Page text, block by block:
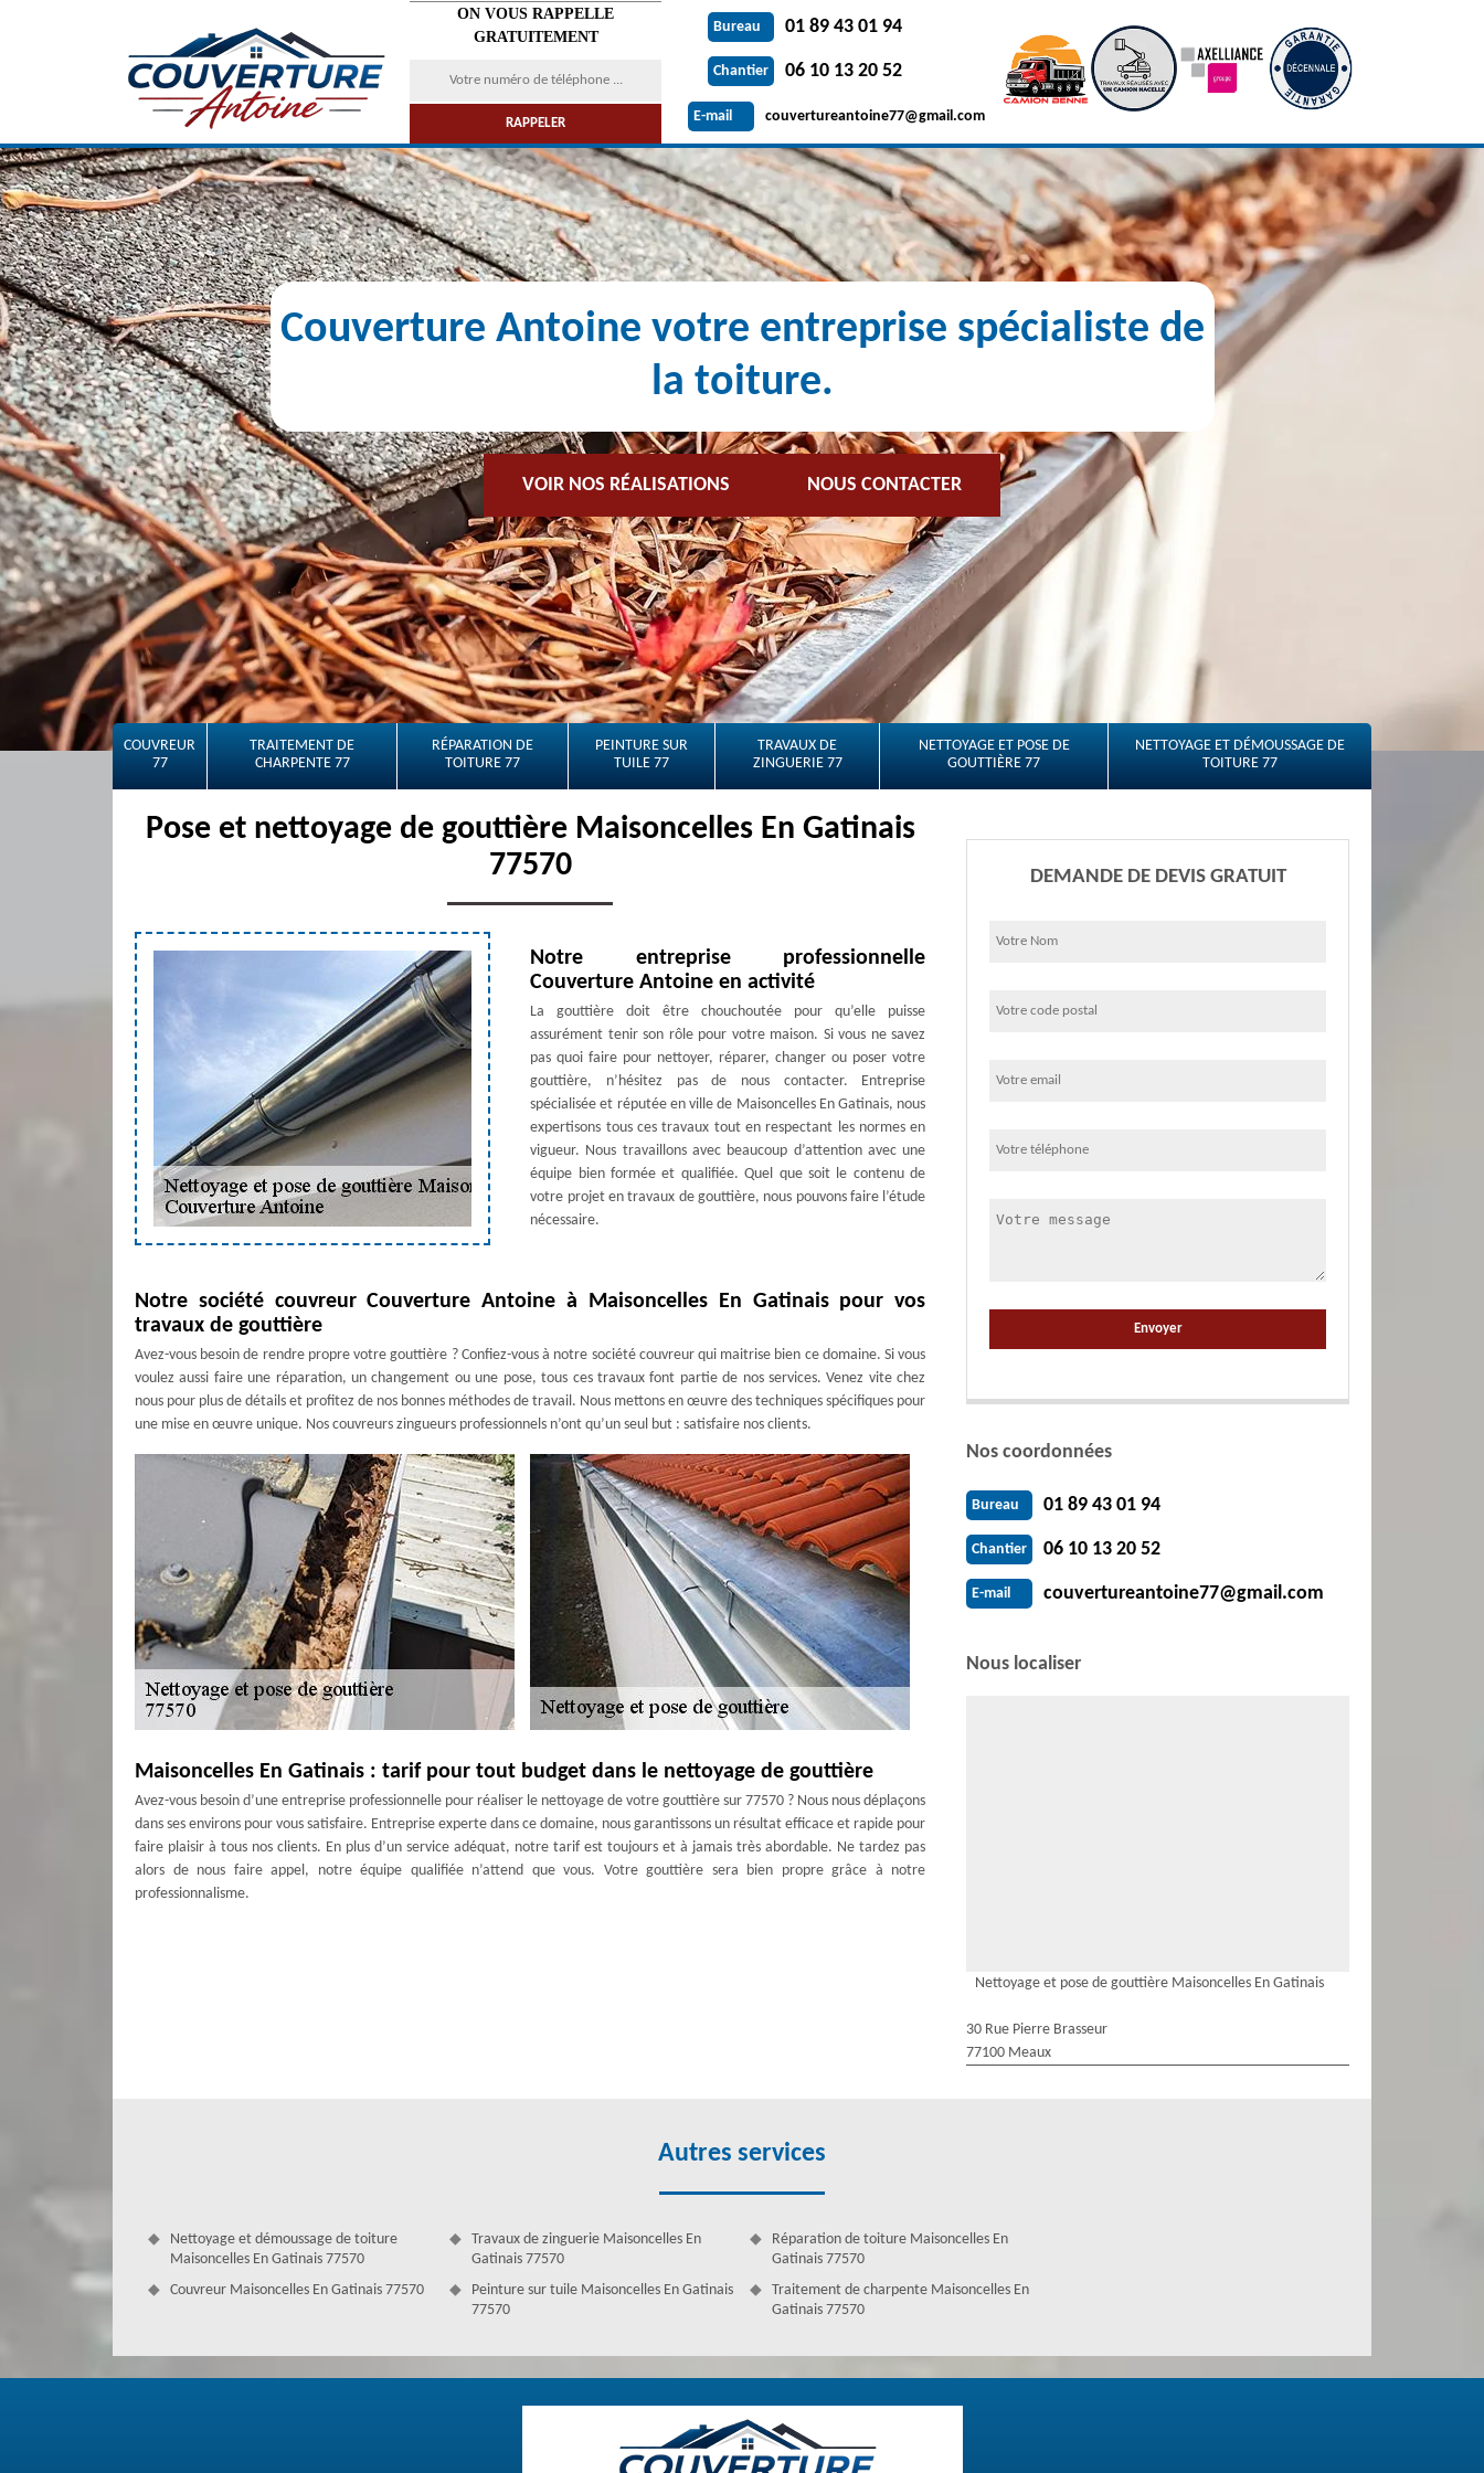
ON VOUS RAPPELLE
GRATUITEMENT
Bureau 01 89 43 01 94
Chantier 06 10 13 20 52
E-mail couvertureantoine77@gmail.com
Couverture Antoine votre entreprise spécialiste de
la toiture.
VOIR NOS RÉALISATIONS NOUS CONTACTER
COUVREUR
77
TRAITEMENT DE
CHARPENTE 77
RÉPARATION DE
TOITURE 77
PEINTURE SUR
TUILE 77
TRAVAUX DE
ZINGUERIE 77
NETTOYAGE ET POSE DE
GOUTTIÈRE 77
NETTOYAGE ET DÉMOUSSAGE DE
TOITURE 77
Pose et nettoyage de gouttière Maisoncelles En Gatinais
77570
Notre entreprise professionnelle
Couverture Antoine en activité
La gouttière doit être chouchoutée pour qu’elle puisse
assurément tenir son rôle pour votre maison. Si vous ne savez
pas quoi faire pour nettoyer, réparer, changer ou poser votre
gouttière, n’hésitez pas de nous contacter. Entreprise
spécialisée et réputée en ville de Maisoncelles En Gatinais, nous
expertisons tous ces travaux tout en respectant les normes en
vigueur. Nous travaillons avec beaucoup d’attention avec une
équipe bien formée et qualifiée. Quel que soit le contenu de
votre projet en travaux de gouttière, nous pouvons faire l’étude
nécessaire.
Notre société couvreur Couverture Antoine à Maisoncelles En Gatinais pour vos
travaux de gouttière
Avez-vous besoin de rendre propre votre gouttière ? Confiez-vous à notre société couvreur qui maitrise bien ce domaine. Si vous
voulez aussi faire une réparation, un changement ou une pose, tous ces travaux font partie de nos services. Venez vite chez
nous pour plus de détails et profitez de nos bonnes méthodes de travail. Nous mettons en œuvre des techniques spécifiques pour
une mise en œuvre unique. Nos couvreurs zingueurs professionnels n’ont qu’un seul but : satisfaire nos clients.
Maisoncelles En Gatinais : tarif pour tout budget dans le nettoyage de gouttière
Avez-vous besoin d’une entreprise professionnelle pour réaliser le nettoyage de votre gouttière sur 77570 ? Nous nous déplaçons
dans ses environs pour vous satisfaire. Entreprise experte dans ce domaine, nous garantissons un résultat efficace et rapide pour
faire plaisir à tous nos clients. En plus d’un service adéquat, notre tarif est toujours et à jamais très abordable. Ne tardez pas
alors de nous faire appel, notre équipe qualifiée n’attend que vous. Votre gouttière sera bien propre grâce à notre
professionnalisme.
Avoir un devis changement de gouttière gratuit – 77570
Avec nos couvreurs zingueurs qualifiés, vos projets seront bien traités et vous allez sûrement être satisfaits grâce à nos outils
spécifiques, notre réputation ainsi que notre style de travail qui impressionne toujours les clients à Maisoncelles En Gatinais.
DEMANDE DE DEVIS GRATUIT
Nos coordonnées
Bureau 01 89 43 01 94
Chantier 06 10 13 20 52
E-mail couvertureantoine77@gmail.com
Nous localiser
Nettoyage et pose de gouttière Maisoncelles En Gatinais
30 Rue Pierre Brasseur
77100 Meaux
Autres services
Nettoyage et démoussage de toiture
Maisoncelles En Gatinais 77570
Couvreur Maisoncelles En Gatinais 77570
Travaux de zinguerie Maisoncelles En
Gatinais 77570
Peinture sur tuile Maisoncelles En Gatinais
77570
Réparation de toiture Maisoncelles En
Gatinais 77570
Traitement de charpente Maisoncelles En
Gatinais 77570